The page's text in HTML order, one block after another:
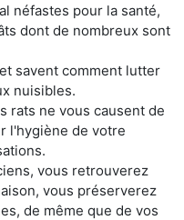
néfastes pour la santé,
dont de nombreux sont
savent comment lutter
nuisibles.
rats ne vous causent de
l'hygiène de votre
vous retrouverez
vous préserverez
de même que de vos